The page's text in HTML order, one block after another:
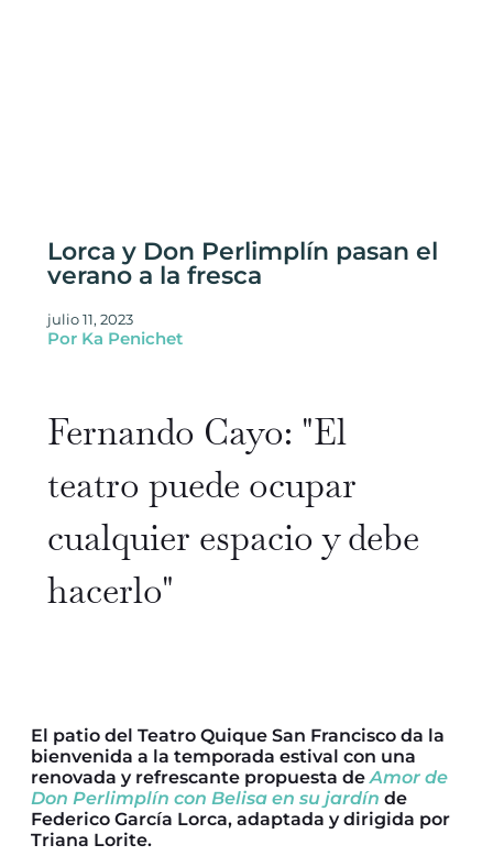
Lorca y Don Perlimplín pasan el
verano a la fresca
julio 11, 2023
Por Ka Penichet
Fernando Cayo: "El
teatro puede ocupar
cualquier espacio y debe
hacerlo"
El patio del Teatro Quique San Francisco da la
bienvenida a la temporada estival con una
renovada y refrescante propuesta deAmor de
Don Perlimplín con Belisa en su jardín de
Federico García Lorca, adaptada y dirigida por
Triana Lorite.